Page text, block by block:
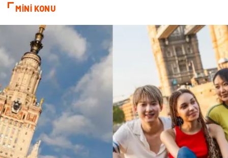
Kına Gecesi
Sigorta Veteriner
kadınlar ve takı sağlık
Spor Malzemeleri
MİNİ KONU